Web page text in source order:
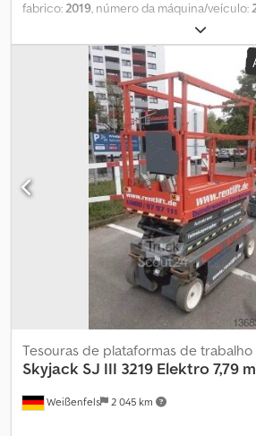
fabrico:2019, número da máquina/veículo:
, tipo de mastro:telescópico
7 920 mm, comprimento da plataforma:2
710 mm, peso total:
,
2 320 mm, largura de
1 910 mm, tipo de combustível:
16 x 5 x 12, cor:vermelho ,
segurança UVV, tração integral, Dados
2019 Motor: elétrico Altura de trabalho: 9,92
plataforma: 7,92 m Dimensões da plataforma
Extensão da plataforma: 0,91 m Dimensões
x 0,84 m x 1,91 m Peso: 1890 kg Capacidade
kg Máxima capacidade de subida: 30 %
deslocação: 1,1 - 3,2 km/h Pneus: borracha
opcional possível Aluguer opcional
estado geral de uso Dedpfx Acjyyv Nnoqjkr
Weißenfels 2 045 km
Tesouras de plataformas de trabalho
Skyjack SJ III 3219 Elektro 7,79 m